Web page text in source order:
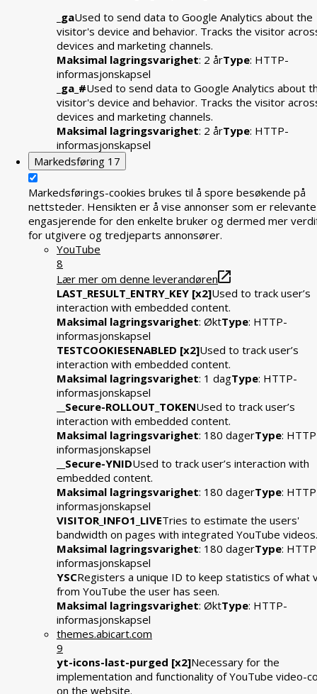
_gaUsed to send data to Google Analytics about the
visitor's device and behavior. Tracks the visitor
devices and marketing channels.
Maksimal lagringsvarighet: 2 årType: HTTP-
informasjonskapsel
_ga_#Used to send data to Google Analytics about
visitor's device and behavior. Tracks the visitor
devices and marketing channels.
Maksimal lagringsvarighet: 2 årType: HTTP-
informasjonskapsel
Markedsføring 17
Markedsførings-cookies brukes til å spore besøkende på
nettsteder. Hensikten er å vise annonser som er
engasjerende for den enkelte bruker og dermed mer
for utgivere og tredjeparts annonsører.
YouTube
8
Lær mer om denne leverandøren
LAST_RESULT_ENTRY_KEY [x2]Used to track user’s
interaction with embedded content.
Maksimal lagringsvarighet: ØktType: HTTP-
informasjonskapsel
TESTCOOKIESENABLED [x2]Used to track user’s
interaction with embedded content.
Maksimal lagringsvarighet: 1 dagType: HTTP-
informasjonskapsel
__Secure-ROLLOUT_TOKENUsed to track user’s
interaction with embedded content.
Maksimal lagringsvarighet: 180 dagerType:
informasjonskapsel
__Secure-YNIDUsed to track user’s interaction with
embedded content.
Maksimal lagringsvarighet: 180 dagerType:
informasjonskapsel
VISITOR_INFO1_LIVETries to estimate the users'
bandwidth on pages with integrated YouTube videos.
Maksimal lagringsvarighet: 180 dagerType:
informasjonskapsel
YSCRegisters a unique ID to keep statistics of what
from YouTube the user has seen.
Maksimal lagringsvarighet: ØktType: HTTP-
informasjonskapsel
themes.abicart.com
9
yt-icons-last-purged [x2]Necessary for the
implementation and functionality of YouTube video-
on the website.